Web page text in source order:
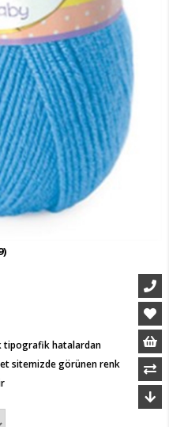
tipografik hatalardan
sitemizde görünen renk